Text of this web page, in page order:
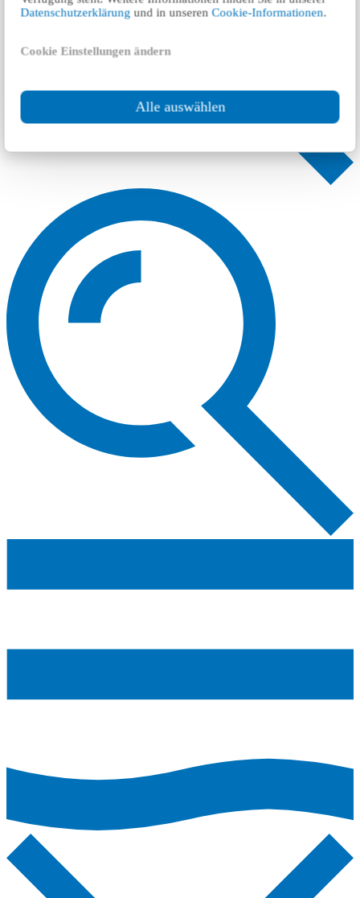
Datenschutzerklärung und in unserenCookie-Informationen.
Cookie Einstellungen ändern
Alle auswählen